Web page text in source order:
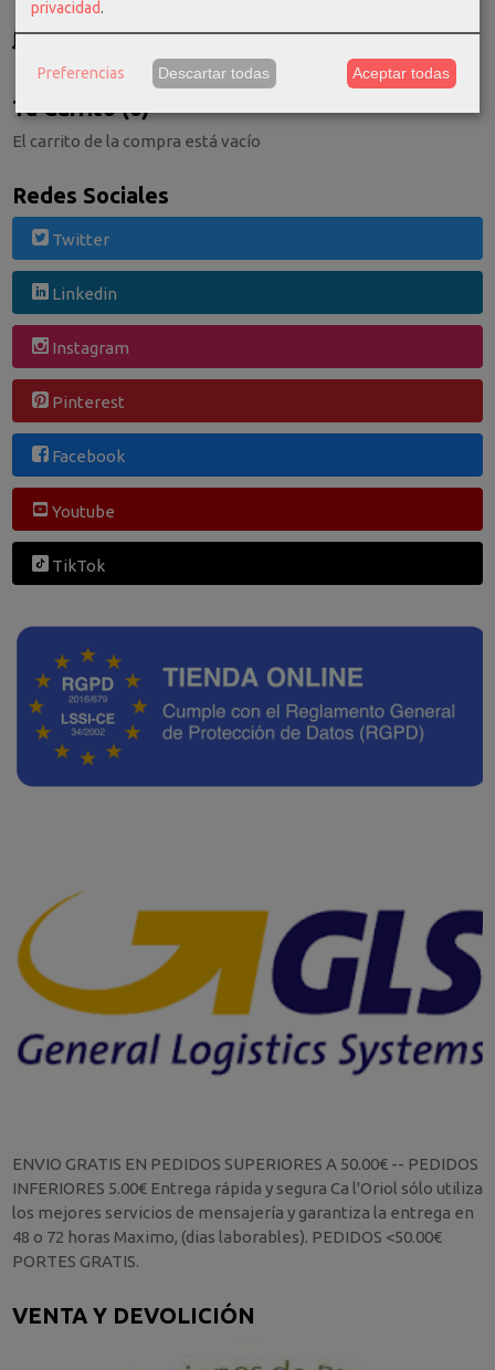
Tu Carrito (0)
El carrito de la compra está vacío
Redes Sociales
Twitter
Linkedin
Instagram
Pinterest
Facebook
Youtube
TikTok
ENVIO GRATIS EN PEDIDOS SUPERIORES A 50.00€ -- PEDIDOS
INFERIORES 5.00€ Entrega rápida y segura Ca l'Oriol sólo utiliza
los mejores servicios de mensajería y garantiza la entrega en
48 o 72 horas Maximo, (dias laborables). PEDIDOS <50.00€
PORTES GRATIS.
VENTA Y DEVOLICIÓN
privacidad.
Preferencias Descartar todas Aceptar todas